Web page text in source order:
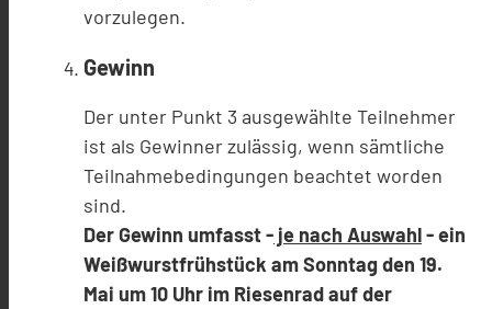
vorzulegen.
Gewinn
Der unter Punkt 3 ausgewählte Teilnehmer
ist als Gewinner zulässig, wenn sämtliche
Teilnahmebedingungen beachtet worden
sind.
Der Gewinn umfasst - je nach Auswahl- ein
Weißwurstfrühstück am Sonntag den 19.
Mai um 10 Uhr im Riesenrad auf der